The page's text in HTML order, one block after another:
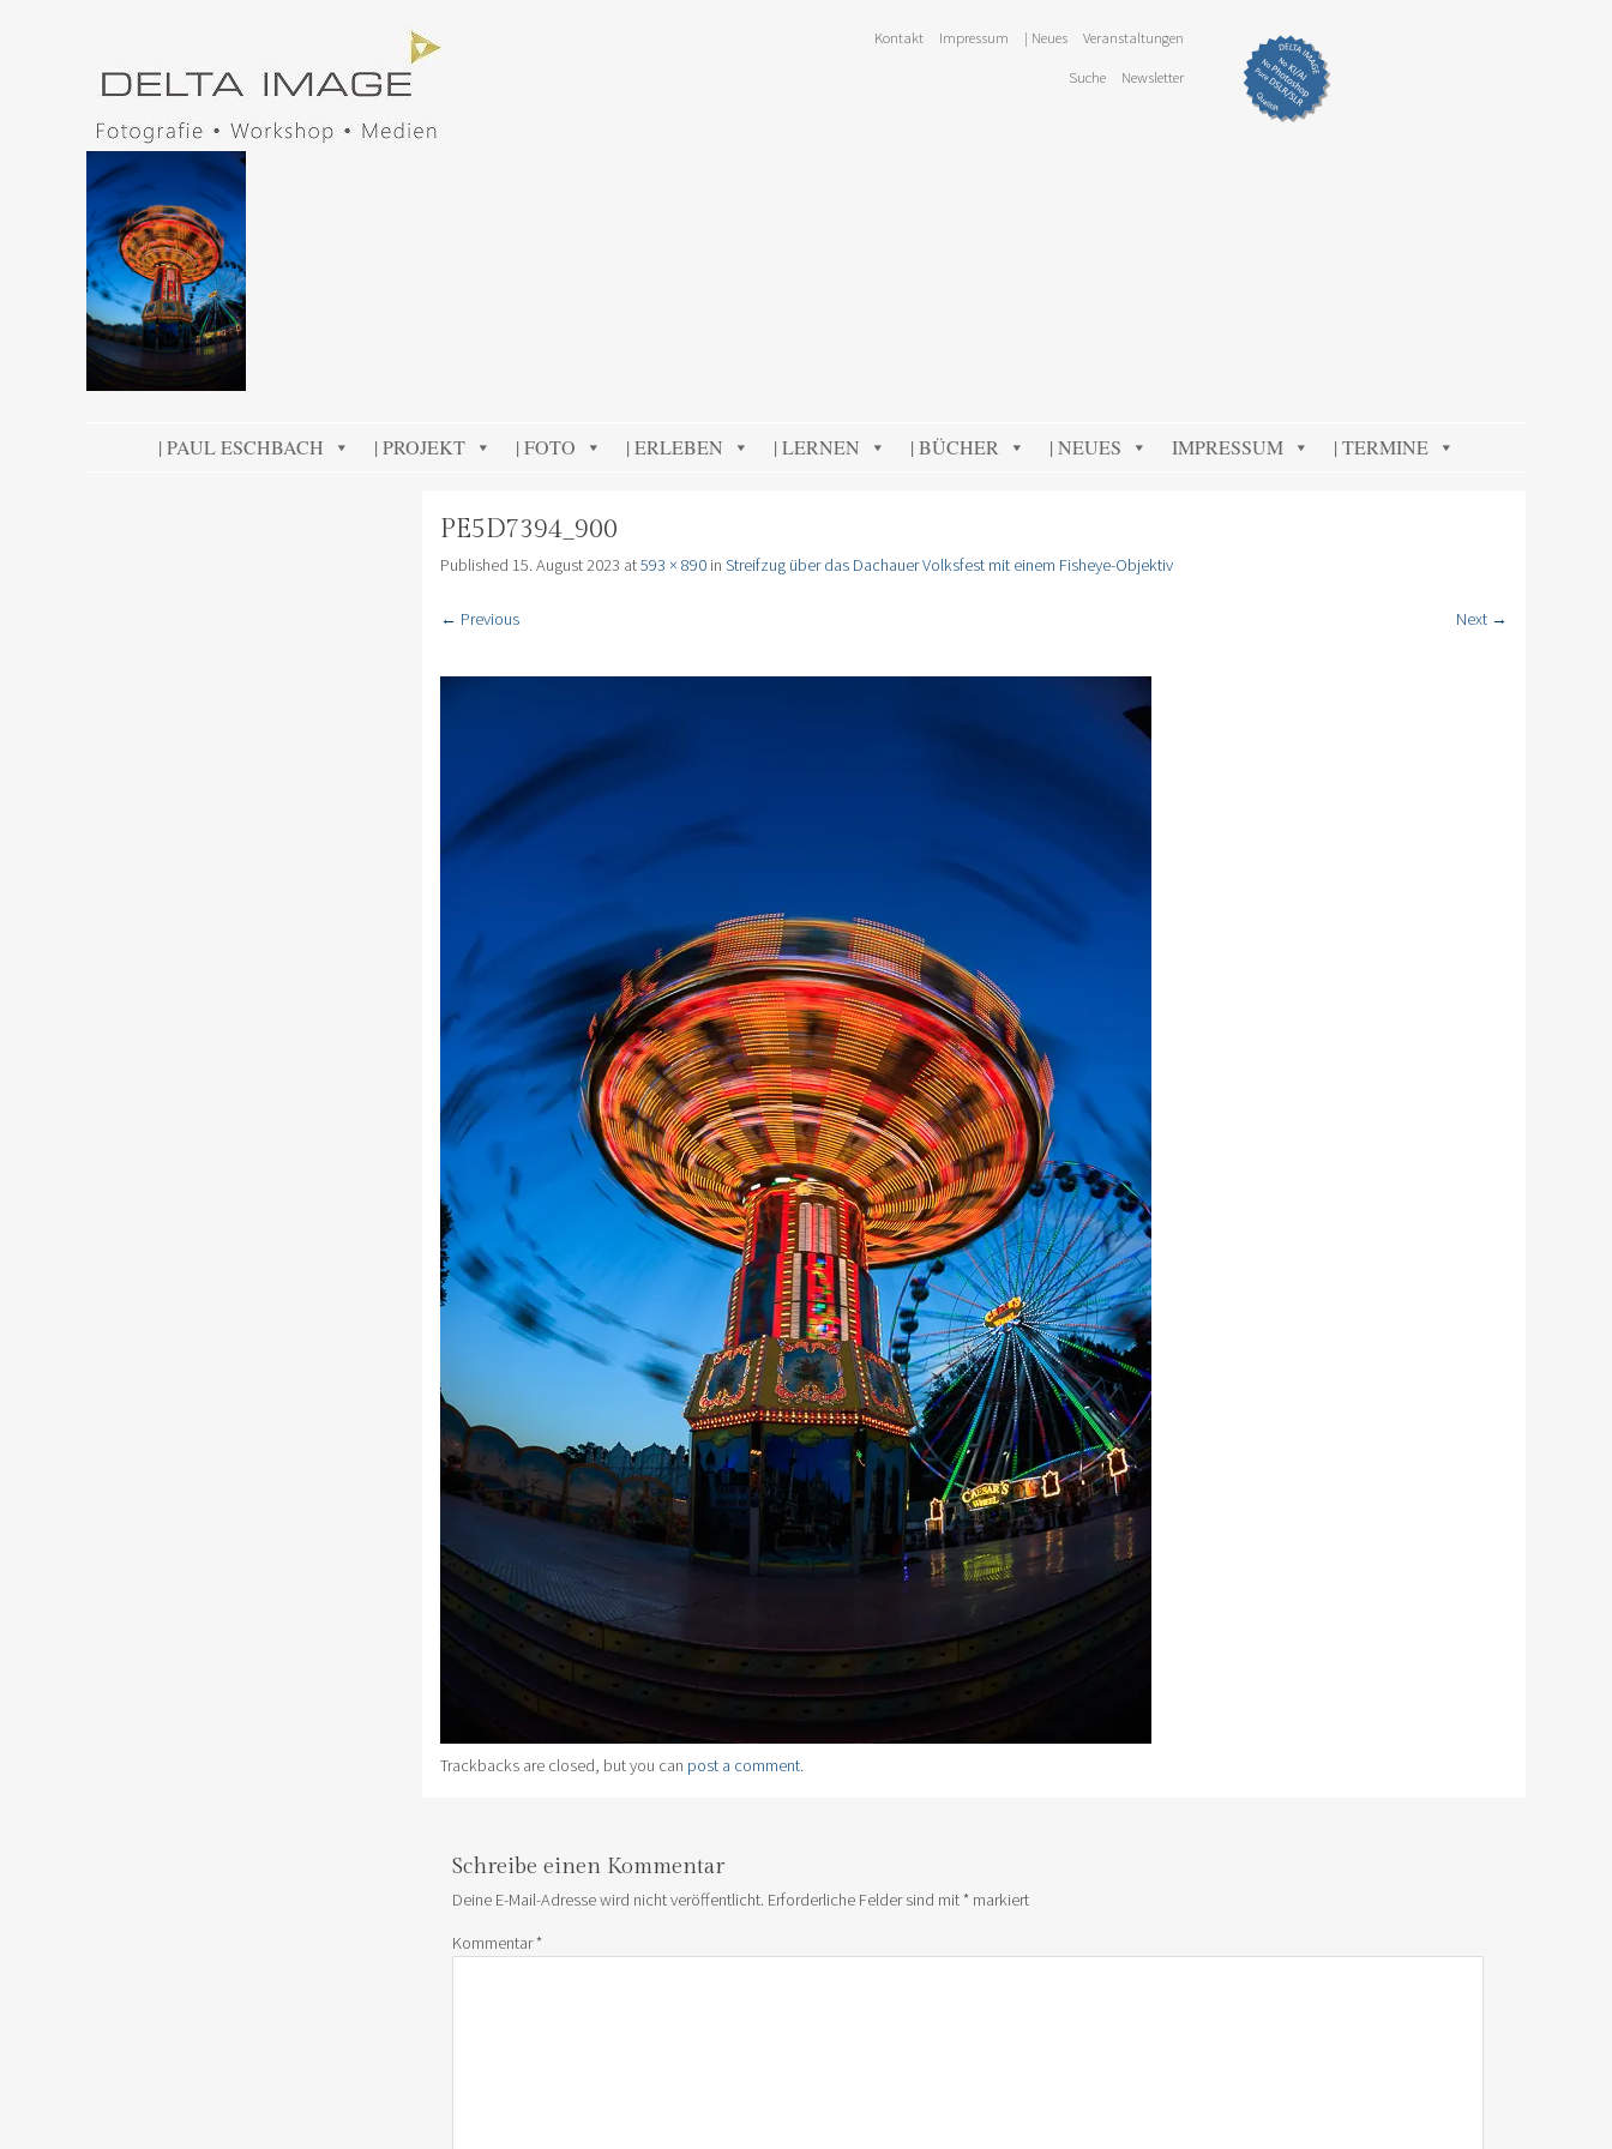
Kontakt Impressum | Neues Veranstaltungen
Suche Newsletter
SKIP TO CONTENT
| PAUL ESCHBACH | PROJEKT | FOTO | ERLEBEN | LERNEN | BÜCHER | NEUES IMPRESSUM | TERMINE
PE5D7394_900
Published 15. August 2023 at593 × 890 in Streifzug über das Dachauer Volksfest mit einem Fisheye-Objektiv
← Previous Next →
Trackbacks are closed, but you can post a comment.
Schreibe einen Kommentar
Deine E-Mail-Adresse wird nicht veröffentlicht. Erforderliche Felder sind mit* markiert
Kommentar*